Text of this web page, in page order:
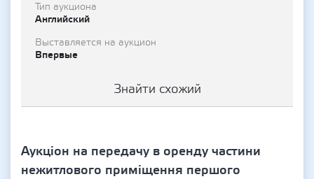
Тип аукциона
Английский
Выставляется на аукцион
Впервые
Знайти схожий
Аукціон на передачу в оренду частини
нежитлового приміщення першого